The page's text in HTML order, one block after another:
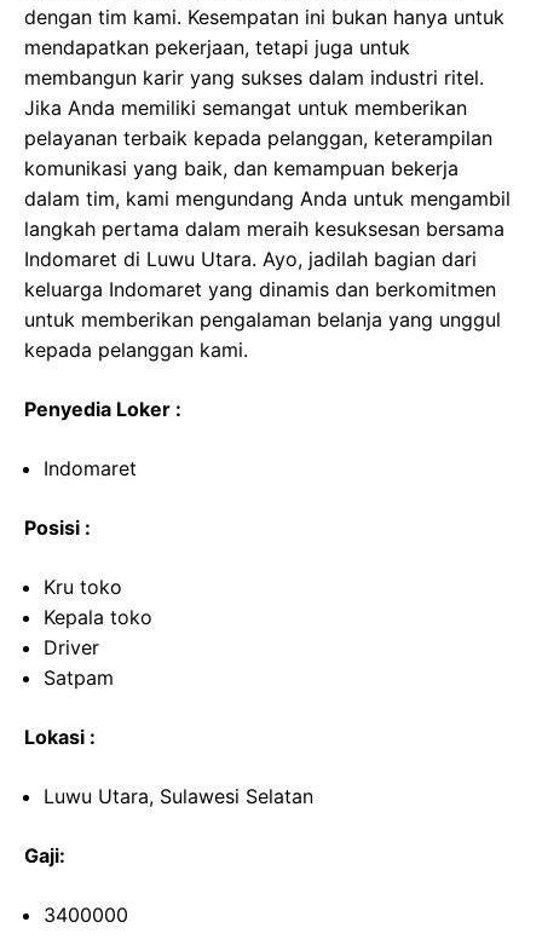
dengan tim kami. Kesempatan ini bukan hanya untuk
mendapatkan pekerjaan, tetapi juga untuk
membangun karir yang sukses dalam industri ritel.
Jika Anda memiliki semangat untuk memberikan
pelayanan terbaik kepada pelanggan, keterampilan
komunikasi yang baik, dan kemampuan bekerja
dalam tim, kami mengundang Anda untuk mengambil
langkah pertama dalam meraih kesuksesan bersama
Indomaret di Luwu Utara. Ayo, jadilah bagian dari
keluarga Indomaret yang dinamis dan berkomitmen
untuk memberikan pengalaman belanja yang unggul
kepada pelanggan kami.
Penyedia Loker :
Indomaret
Posisi :
Kru toko
Kepala toko
Driver
Satpam
Lokasi :
Luwu Utara, Sulawesi Selatan
Gaji:
3400000